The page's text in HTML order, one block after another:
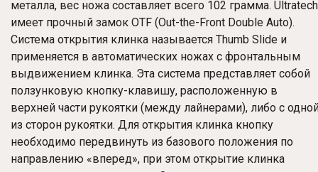
металла, вес ножа составляет всего 102 грамма. Ultratech
имеет прочный замок OTF (Out-the-Front Double Auto).
Система открытия клинка называется Thumb Slide и
применяется в автоматических ножах с фронтальным
выдвижением клинка. Эта система представляет собой
ползунковую кнопку-клавишу, расположенную в
верхней части рукоятки (между лайнерами), либо с
из сторон рукоятки. Для открытия клинка кнопку
необходимо передвинуть из базового положения по
направлению «вперед», при этом открытие клинка